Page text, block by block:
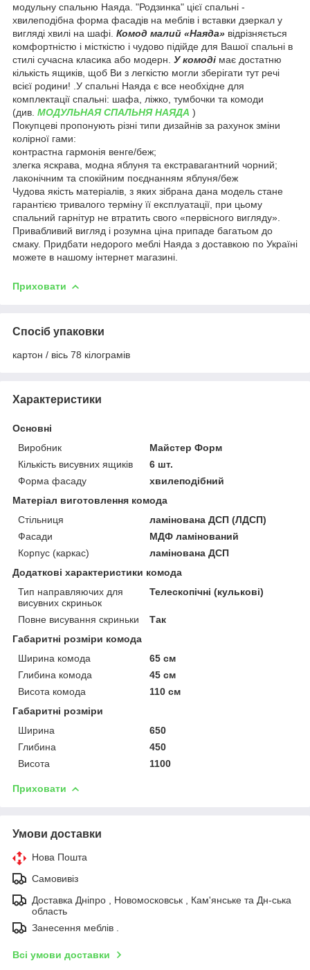
модульну спальню Наяда. "Родзинка" цієї спальні -
хвилеподібна форма фасадів на меблів і вставки дзеркал у
вигляді хвилі на шафі. Комод малий «Наяда» відрізняється
комфортністю і місткістю і чудово підійде для Вашої спальні в
стилі сучасна класика або модерн. У комоді має достатню
кількість ящиків, щоб Ви з легкістю могли зберігати тут речі
всієї родини! .У спальні Наяда є все необхідне для
комплектації спальні: шафа, ліжко, тумбочки та комоди
(див. МОДУЛЬНАЯ СПАЛЬНЯ НАЯДА )
Покупцеві пропонують різні типи дизайнів за рахунок зміни
колірної гами:
контрастна гармонія венге/беж;
злегка яскрава, модна яблуня та екстравагантний чорний;
лаконічним та спокійним поєднанням яблуня/беж
Чудова якість матеріалів, з яких зібрана дана модель стане
гарантією тривалого терміну її експлуатації, при цьому
спальний гарнітур не втратить свого «первісного вигляду».
Привабливий вигляд і розумна ціна припаде багатьом до
смаку. Придбати недорого меблі Наяда з доставкою по Україні
можете в нашому інтернет магазині.
Приховати
Спосіб упаковки
картон / вісь 78 кілограмів
Характеристики
Основні
Виробник
Майстер Форм
Кількість висувних ящиків
6 шт.
Форма фасаду
хвилеподібний
Матеріал виготовлення комода
Стільниця
ламінована ДСП (ЛДСП)
Фасади
МДФ ламінований
Корпус (каркас)
ламінована ДСП
Додаткові характеристики комода
Тип направляючих для
висувних скриньок
Телескопічні (кулькові)
Повне висування скриньки
Так
Габаритні розміри комода
Ширина комода
65 см
Глибина комода
45 см
Висота комода
110 см
Габаритні розміри
Ширина
650
Глибина
450
Висота
1100
Приховати
Умови доставки
Нова Пошта
Самовивіз
Доставка Дніпро , Новомосковськ , Кам'янське та Дн-ська
область
Занесення меблів .
Всі умови доставки